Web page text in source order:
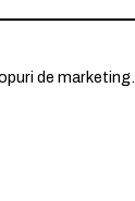
de marketing.